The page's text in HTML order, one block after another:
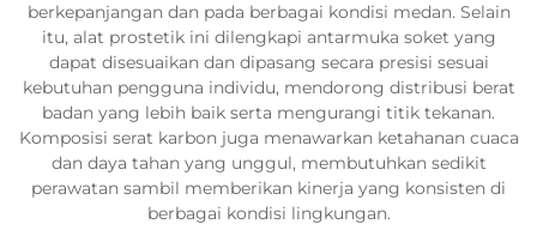
berkepanjangan dan pada berbagai kondisi medan. Selain
itu, alat prostetik ini dilengkapi antarmuka soket yang
dapat disesuaikan dan dipasang secara presisi sesuai
kebutuhan pengguna individu, mendorong distribusi berat
badan yang lebih baik serta mengurangi titik tekanan.
Komposisi serat karbon juga menawarkan ketahanan cuaca
dan daya tahan yang unggul, membutuhkan sedikit
perawatan sambil memberikan kinerja yang konsisten di
berbagai kondisi lingkungan.